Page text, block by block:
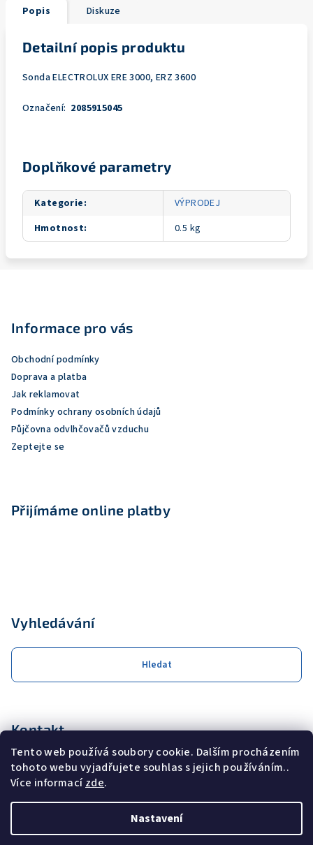
Tento web používá soubory cookie. Dalším procházením
tohoto webu vyjadřujete souhlas s jejich používáním..
Více informacízde.
Nastavení
Popis Diskuze
Detailní popis produktu
Sonda ELECTROLUX ERE 3000, ERZ 3600
Označení: 2085915045
Doplňkové parametry
Kategorie:
VÝPRODEJ
Hmotnost: 0.5 kg
Informace pro vás
Obchodní podmínky
Doprava a platba
Jak reklamovat
Podmínky ochrany osobních údajů
Půjčovna odvlhčovačů vzduchu
Zeptejte se
Přijímáme online platby
Vyhledávání
Hledat
Kontakt
obchod
coolservis.cz
+420608231000